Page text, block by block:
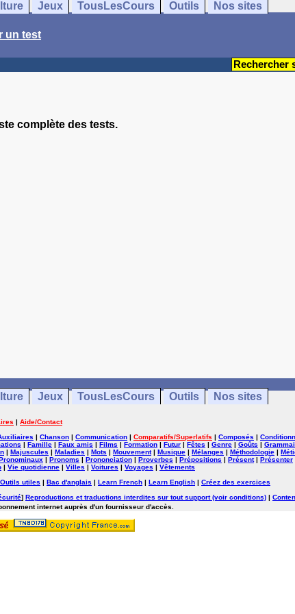
Jeux TousLesCours Outils Nos sites
un test
complète des tests.
Jeux TousLesCours Outils Nos sites
| Aide/Contact
| Chanson | Communication | Comparatifs/Superlatifs | Composés |
| Famille | Faux amis | Films | Formation | Futur | Fêtes | Genre | Goûts |
| Majuscules | Maladies | Mots | Mouvement| Musique | Mélanges | Méthodologie |
| Pronoms | Prononciation | Proverbes | Prépositions | Présent| Présenter
| Vie quotidienne | Villes | Voitures | Voyages | Vêtements
Outils utiles | Bac d'anglais | Learn French | Learn English | Créez des exercices
] Reproductions et traductions interdites sur tout support (voir conditions) |
internet auprès d'un fournisseur d'accès.